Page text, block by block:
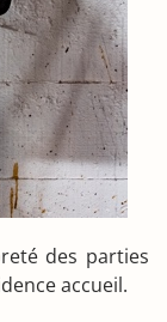
des parties
accueil.